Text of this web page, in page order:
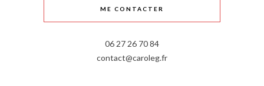
ME CONTACTER
06 27 26 70 84
contact@caroleg.fr